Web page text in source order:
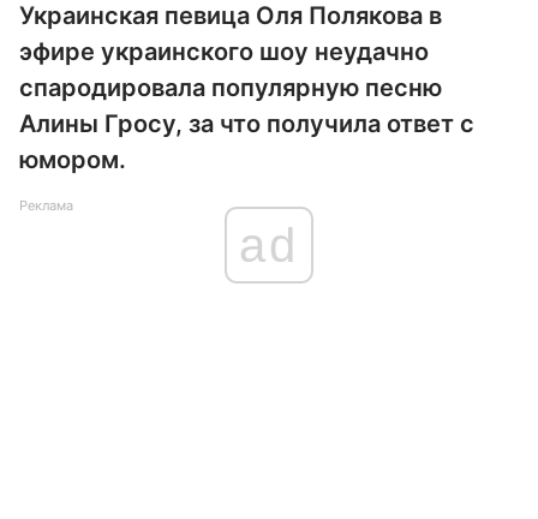
Украинская певица Оля Полякова в
эфире украинского шоу неудачно
спародировала популярную песню
Алины Гросу, за что получила ответ с
юмором.
Реклама
ad